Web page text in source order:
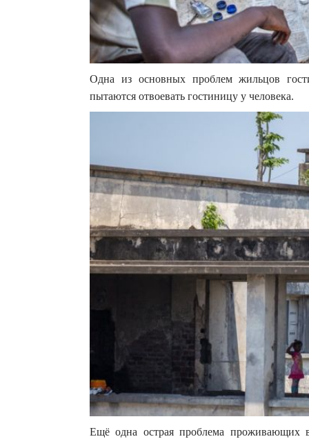
Одна из основных проблем жильцов
пытаются отвоевать гостиницу у человека.
Ещё одна острая проблема проживающих